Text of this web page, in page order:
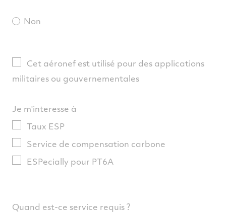
Non
Cet aéronef est utilisé pour des applications
militaires ou gouvernementales
Je m'interesse à
Taux ESP
Service de compensation carbone
ESPecially pour PT6A
Quand est-ce service requis ?